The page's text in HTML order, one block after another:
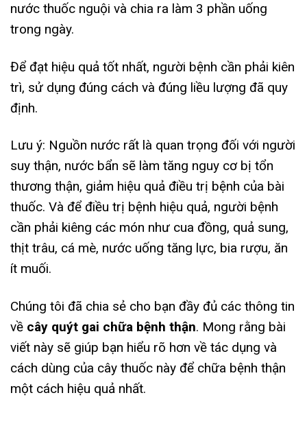
nước thuốc nguội và chia ra làm 3 phần uống
trong ngày.
Để đạt hiệu quả tốt nhất, người bệnh cần phải kiên
trì, sử dụng đúng cách và đúng liều lượng đã quy
định.
Lưu ý: Nguồn nước rất là quan trọng đối với người
suy thận, nước bẩn sẽ làm tăng nguy cơ bị tổn
thương thận, giảm hiệu quả điều trị bệnh của bài
thuốc. Và để điều trị bệnh hiệu quả, người bệnh
cần phải kiêng các món như cua đồng, quả sung,
thịt trâu, cá mè, nước uống tăng lực, bia rượu, ăn
ít muối.
Chúng tôi đã chia sẻ cho bạn đầy đủ các thông tin
về cây quýt gai chữa bệnh thận. Mong rằng bài
viết này sẽ giúp bạn hiểu rõ hơn về tác dụng và
cách dùng của cây thuốc này để chữa bệnh thận
một cách hiệu quả nhất.